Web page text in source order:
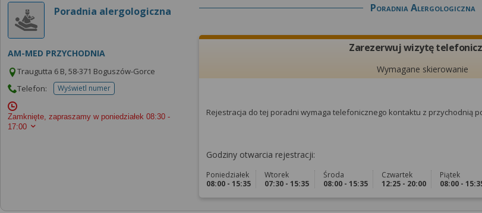
Poradnia alergologiczna
AM-MED PRZYCHODNIA
Traugutta 6 B, 58-371 Boguszów-Gorce
Telefon:
Wyświetl numertelefonu do placowki
Zamknięte, zapraszamy w poniedziałek 08:30 -
17:00
Poradnia Alergologiczna
Zarezerwuj wizytę
Wymagane skierowanie
Rejestracja do tej poradni wymaga telefonicznego kontaktu z przychodnią
Godziny otwarcia rejestracji:
Poniedziałek
08:00 - 15:35
Wtorek
07:30 - 15:35
Środa
08:00 - 15:35
Czwartek
12:25 - 20:00
Piątek
08:00 -